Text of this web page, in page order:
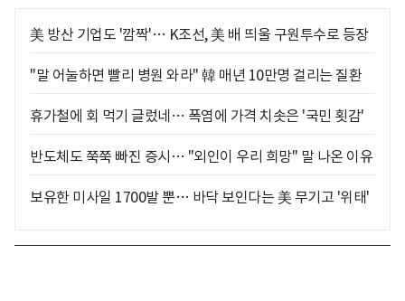
美 방산 기업도 '깜짝'… K조선, 美 배 띄울 구원투수로 등장
"말 어눌하면 빨리 병원 와라" 韓 매년 10만명 걸리는 질환
휴가철에 회 먹기 글렀네… 폭염에 가격 치솟은 '국민 횟감'
반도체도 쭉쭉 빠진 증시… "외인이 우리 희망" 말 나온 이유
보유한 미사일 1700발 뿐… 바닥 보인다는 美 무기고 '위태'